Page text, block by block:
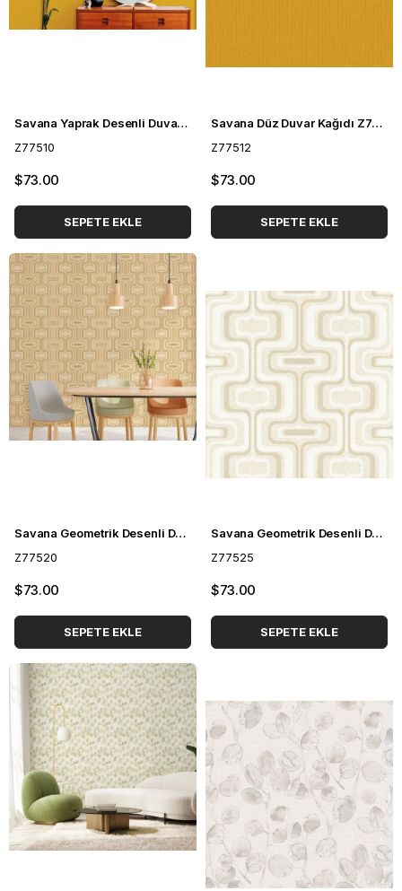
Savana Yaprak Desenli Duvar Kağıdı Z77510
Z77510
$73.00
SEPETE EKLE
Savana Düz Duvar Kağıdı Z77512
Z77512
$73.00
SEPETE EKLE
Savana Geometrik Desenli Duvar Kağıdı Z77520
Z77520
$73.00
SEPETE EKLE
Savana Geometrik Desenli Duvar Kağıdı Z77525
Z77525
$73.00
SEPETE EKLE